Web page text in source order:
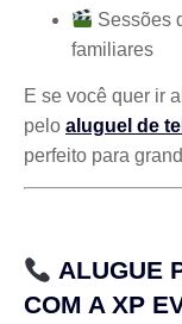
Sessões
familiares
E se você quer ir
pelo aluguel de
perfeito para
ALUGUE
COM A XP